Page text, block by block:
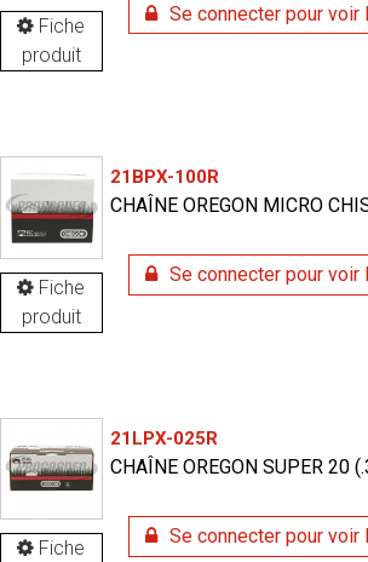
Fiche
produit
Se connecter pour voir
Fiche
produit
21BPX-100R
CHAÎNE OREGON MICRO
Se connecter pour voir
Fiche
21LPX-025R
CHAÎNE OREGON SUPER 20
Se connecter pour voir